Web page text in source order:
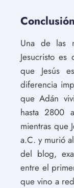
Conclusión
Una de las
Jesucristo
que Jesús
diferencia
que Adán
hasta 2800
mientras que
a.C. y murió
del blog,
entre el
que vino a